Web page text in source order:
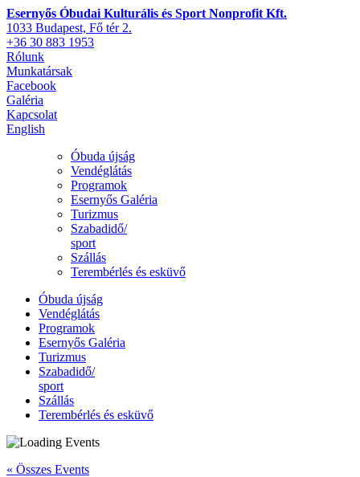
Esernyős Óbudai Kulturális és Sport Nonprofit Kft.
1033 Budapest, Fő tér 2.
+36 30 883 1953
Rólunk
Munkatársak
Facebook
Galéria
Kapcsolat
English
Óbuda újság
Vendéglátás
Programok
Esernyős Galéria
Turizmus
Szabadidő/
sport
Szállás
Terembérlés és esküvő
Óbuda újság
Vendéglátás
Programok
Esernyős Galéria
Turizmus
Szabadidő/
sport
Szállás
Terembérlés és esküvő
« Összes Events